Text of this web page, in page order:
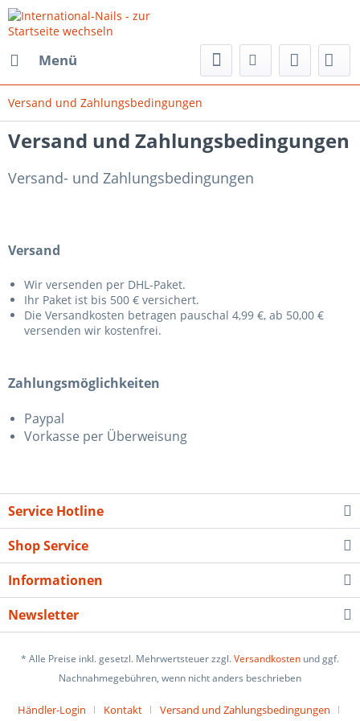
Menü
Versand und Zahlungsbedingungen
Versand und Zahlungsbedingungen
Versand- und Zahlungsbedingungen
Versand
Wir versenden per DHL-Paket.
Ihr Paket ist bis 500 € versichert.
Die Versandkosten betragen pauschal 4,99 €, ab 50,00 €
versenden wir kostenfrei.
Zahlungsmöglichkeiten
Paypal
Vorkasse per Überweisung
Service Hotline
Shop Service
Informationen
Newsletter
* Alle Preise inkl. gesetzl. Mehrwertsteuer zzgl.Versandkosten und ggf.
Nachnahmegebühren, wenn nicht anders beschrieben
Händler-Login Kontakt Versand und Zahlungsbedingungen